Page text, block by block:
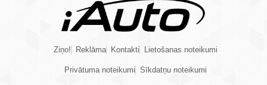
Ziņo! Reklāma Kontakti Lietošanas noteikumi
Privātuma noteikumi Sīkdatņu noteikumi